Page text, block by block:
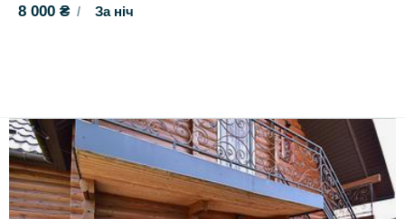
8 000 ₴ За ніч